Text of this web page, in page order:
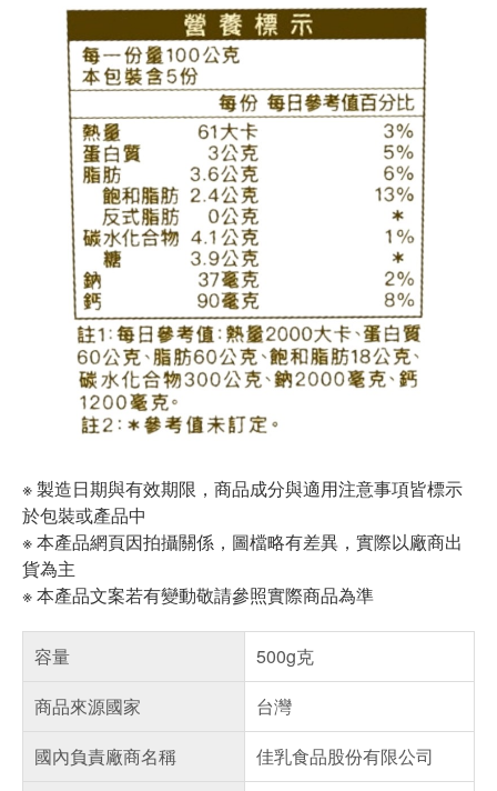
※ 製造日期與有效期限，商品成分與適用注意事項皆標示
於包裝或產品中
※ 本產品網頁因拍攝關係，圖檔略有差異，實際以廠商出
貨為主
※ 本產品文案若有變動敬請參照實際商品為準
容量
500g克
商品來源國家
台灣
國內負責廠商名稱
佳乳食品股份有限公司